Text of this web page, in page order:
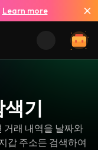
Learn more
기
거래 내역을 날짜와
갑 주소든 검색하여